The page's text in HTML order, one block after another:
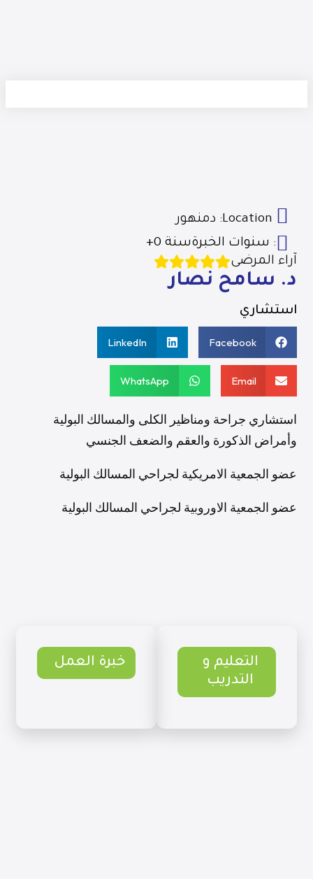
Location: دمنهور
سنوات الخبرة :
+0 سنة
آراء المرضى
د. سامح نصار
استشاري
Facebook
LinkedIn
Email
WhatsApp
استشاري جراحة ومناظير الكلى والمسالك البولية
وأمراض الذكورة والعقم والضعف الجنسي
عضو الجمعية الامريكية لجراحي المسالك البولية
عضو الجمعية الاوروبية لجراحي المسالك البولية
التعليم و
التدريب
خبرة العمل